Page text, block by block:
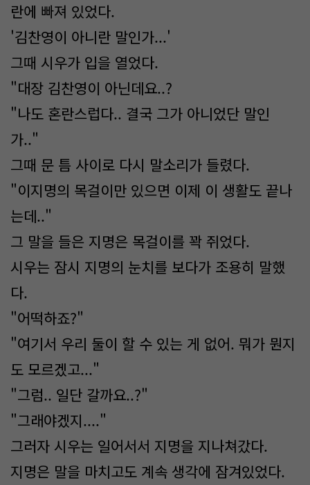
란에 빠져 있었다.
'김찬영이 아니란 말인가...'
그때 시우가 입을 열었다.
"대장 김찬영이 아닌데요..?
"나도 혼란스럽다.. 결국 그가 아니었단 말인
가.."
그때 문 틈 사이로 다시 말소리가 들렸다.
"이지명의 목걸이만 있으면 이제 이 생활도 끝나
는데.."
그 말을 들은 지명은 목걸이를 꽉 쥐었다.
시우는 잠시 지명의 눈치를 보다가 조용히 말했
다.
"어떡하죠?"
"여기서 우리 둘이 할 수 있는 게 없어. 뭐가 뭔지
도 모르겠고..."
"그럼.. 일단 갈까요..?"
"그래야겠지...."
그러자 시우는 일어서서 지명을 지나쳐갔다.
지명은 말을 마치고도 계속 생각에 잠겨있었다.